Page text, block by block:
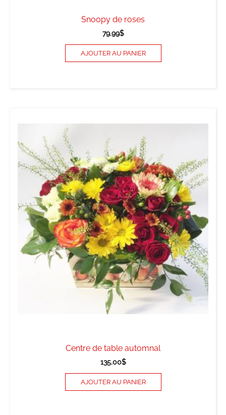
Snoopy de roses
79.99$
AJOUTER AU PANIER
Centre de table automnal
135.00$
AJOUTER AU PANIER